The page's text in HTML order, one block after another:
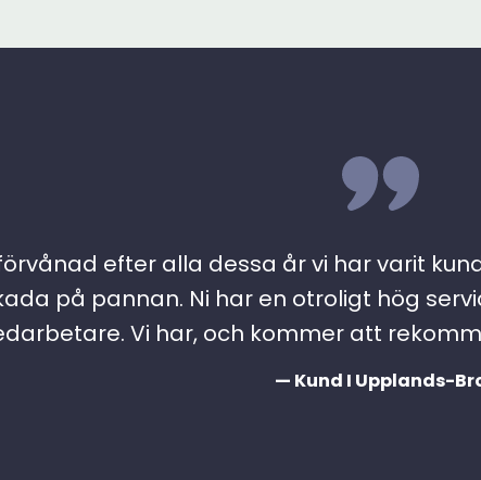
efter alla dessa år vi har varit
på pannan. Ni har en otroligt hög
Vi har, och kommer att
— Kund I Upplands-